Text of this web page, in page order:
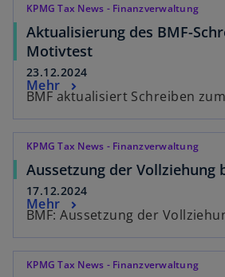
KPMG Tax News - Finanzverwaltung
Aktualisierung des BMF-
Motivtest
23.12.2024
BMF aktualisiert Schreiben
Mehr
KPMG Tax News - Finanzverwaltung
Aussetzung der Vollziehung
17.12.2024
BMF: Aussetzung der
Mehr
KPMG Tax News - Finanzverwaltung